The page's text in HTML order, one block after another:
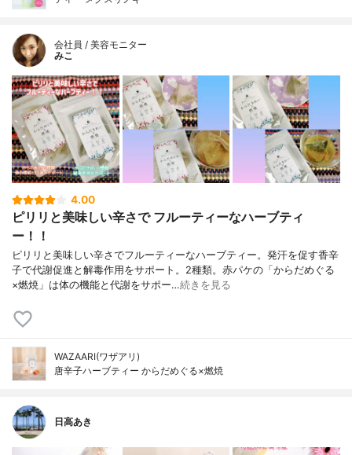
会社員 / 美容モニター
みこ
4.00
ピリリと美味しい辛さで フルーティーなハーブティ
ー！！
ピリリと美味しい辛さでフルーティーなハーブティー。発汗を促す香辛
子で代謝促進と解毒作用をサポート。2種類。赤パケの「からだめぐる
×燃焼」は体の機能と代謝をサポー…続きを見る
WAZAARI(ワザアリ)
唐辛子ハーブティー からだめぐる×燃焼
日高あき